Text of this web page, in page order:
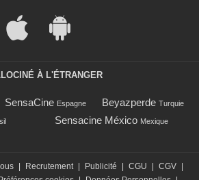
À L'ÉTRANGER
SensaCine Espagne Beyazperde Turquie
Sensacine México Mexique
Recrutement Publicité CGU CGV